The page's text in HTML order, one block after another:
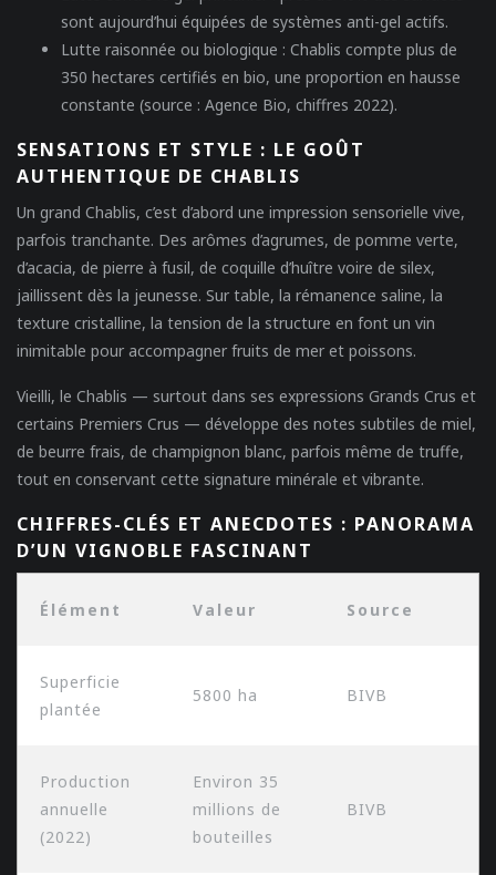
sont aujourd’hui équipées de systèmes anti-gel actifs.
Lutte raisonnée ou biologique : Chablis compte plus de
350 hectares certifiés en bio, une proportion en hausse
constante (source : Agence Bio, chiffres 2022).
SENSATIONS ET STYLE : LE GOÛT
AUTHENTIQUE DE CHABLIS
Un grand Chablis, c’est d’abord une impression sensorielle vive,
parfois tranchante. Des arômes d’agrumes, de pomme verte,
d’acacia, de pierre à fusil, de coquille d’huître voire de silex,
jaillissent dès la jeunesse. Sur table, la rémanence saline, la
texture cristalline, la tension de la structure en font un vin
inimitable pour accompagner fruits de mer et poissons.
Vieilli, le Chablis — surtout dans ses expressions Grands Crus et
certains Premiers Crus — développe des notes subtiles de miel,
de beurre frais, de champignon blanc, parfois même de truffe,
tout en conservant cette signature minérale et vibrante.
CHIFFRES-CLÉS ET ANECDOTES : PANORAMA
D’UN VIGNOBLE FASCINANT
Élément Valeur Source
Superficie
plantée
5800 ha BIVB
Production
annuelle
(2022)
Environ 35
millions de
bouteilles
BIVB